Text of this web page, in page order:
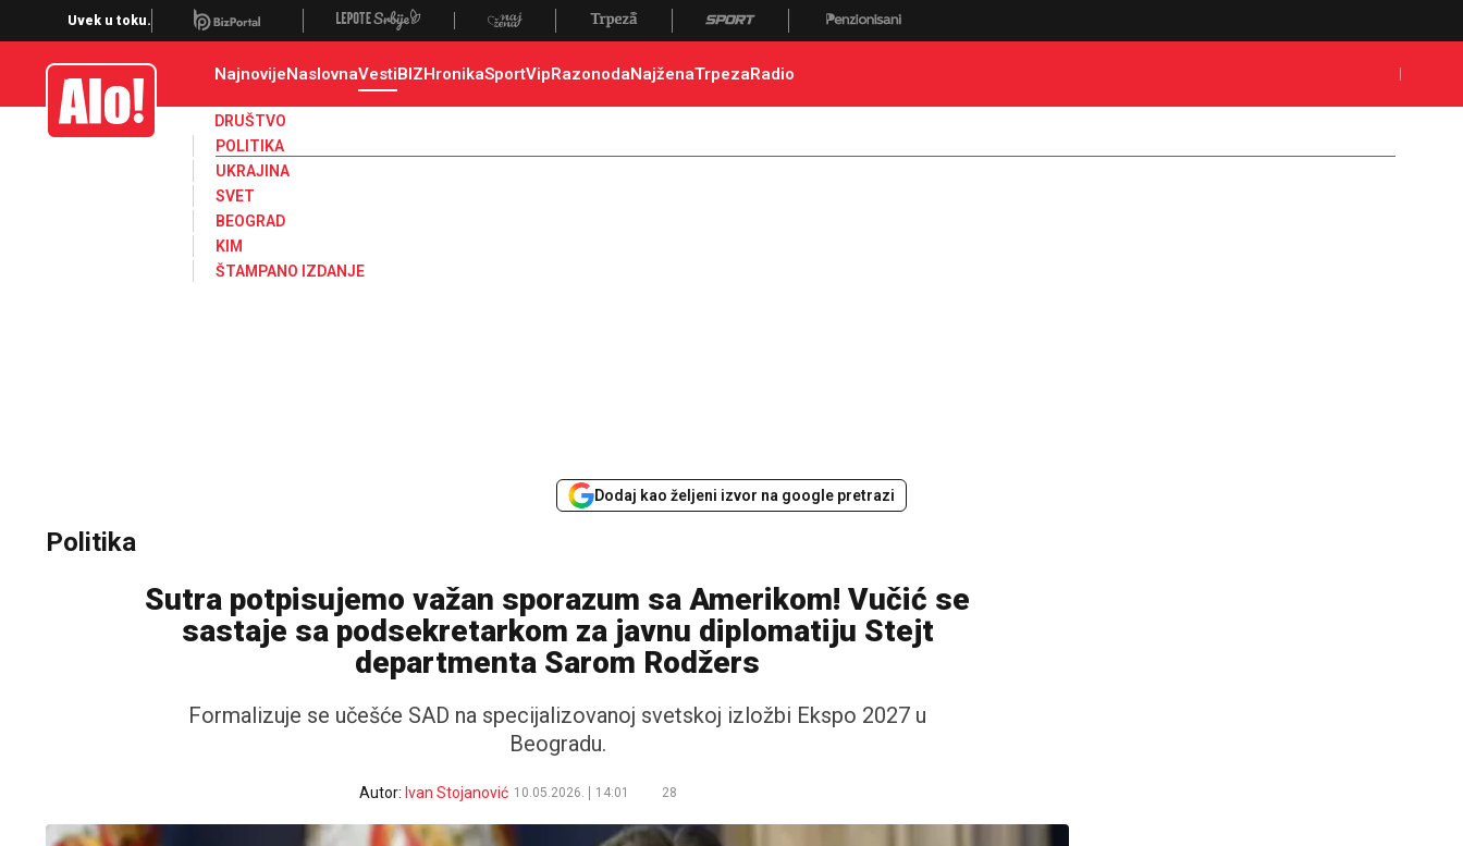
Uvek u toku.
Alo NajnovijeNaslovnaVestiBIZHronikaSportVipRazonodaNajženaTrpezaRadio
DRUŠTVO
POLITIKA
UKRAJINA
SVET
BEOGRAD
KIM
ŠTAMPANO IZDANJE
Dodaj kao željeni izvor na google pretrazi
Politika
Sutra potpisujemo važan sporazum sa Amerikom! Vučić se
sastaje sa podsekretarkom za javnu diplomatiju Stejt
departmenta Sarom Rodžers
Formalizuje se učešće SAD na specijalizovanoj svetskoj izložbi Ekspo 2027 u
Beogradu.
Autor: Ivan Stojanović 10.05.2026. 14:01 28